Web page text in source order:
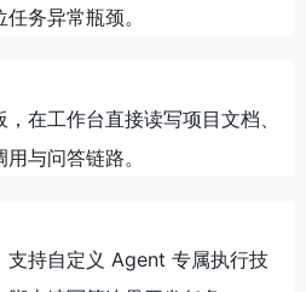
务异常瓶颈。
在工作台直接读写项目文档、
与问答链路。
支持自定义 Agent 专属执行技